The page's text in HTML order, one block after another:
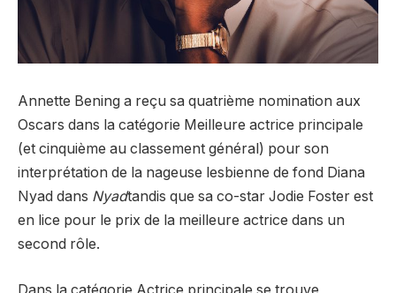
Annette Bening a reçu sa quatrième nomination aux
Oscars dans la catégorie Meilleure actrice principale
(et cinquième au classement général) pour son
interprétation de la nageuse lesbienne de fond Diana
Nyad dans Nyadtandis que sa co-star Jodie Foster est
en lice pour le prix de la meilleure actrice dans un
second rôle.